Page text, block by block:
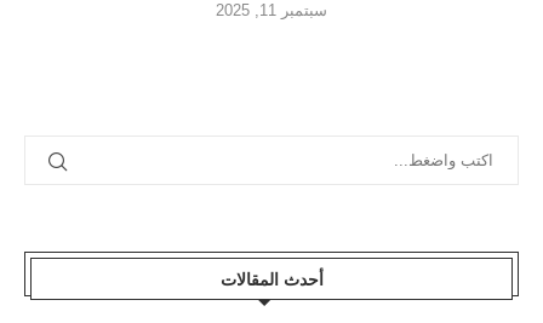
سبتمبر 11, 2025
أحدث المقالات